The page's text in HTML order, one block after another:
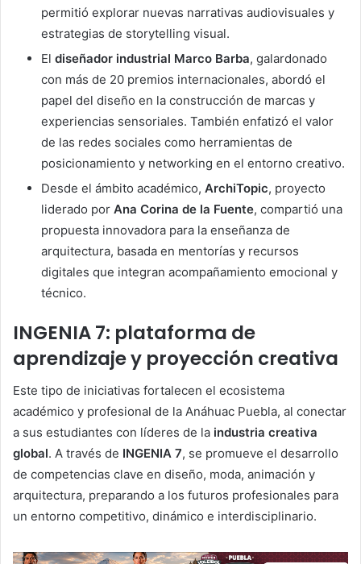
permitió explorar nuevas narrativas audiovisuales y
estrategias de storytelling visual.
El diseñador industrial Marco Barba, galardonado
con más de 20 premios internacionales, abordó el
papel del diseño en la construcción de marcas y
experiencias sensoriales. También enfatizó el valor
de las redes sociales como herramientas de
posicionamiento y networking en el entorno creativo.
Desde el ámbito académico, ArchiTopic, proyecto
liderado por Ana Corina de la Fuente, compartió una
propuesta innovadora para la enseñanza de
arquitectura, basada en mentorías y recursos
digitales que integran acompañamiento emocional y
técnico.
INGENIA 7: plataforma de
aprendizaje y proyección creativa
Este tipo de iniciativas fortalecen el ecosistema
académico y profesional de la Anáhuac Puebla, al conectar
a sus estudiantes con líderes de la industria creativa
global. A través de INGENIA 7, se promueve el desarrollo
de competencias clave en diseño, moda, animación y
arquitectura, preparando a los futuros profesionales para
un entorno competitivo, dinámico e interdisciplinario.